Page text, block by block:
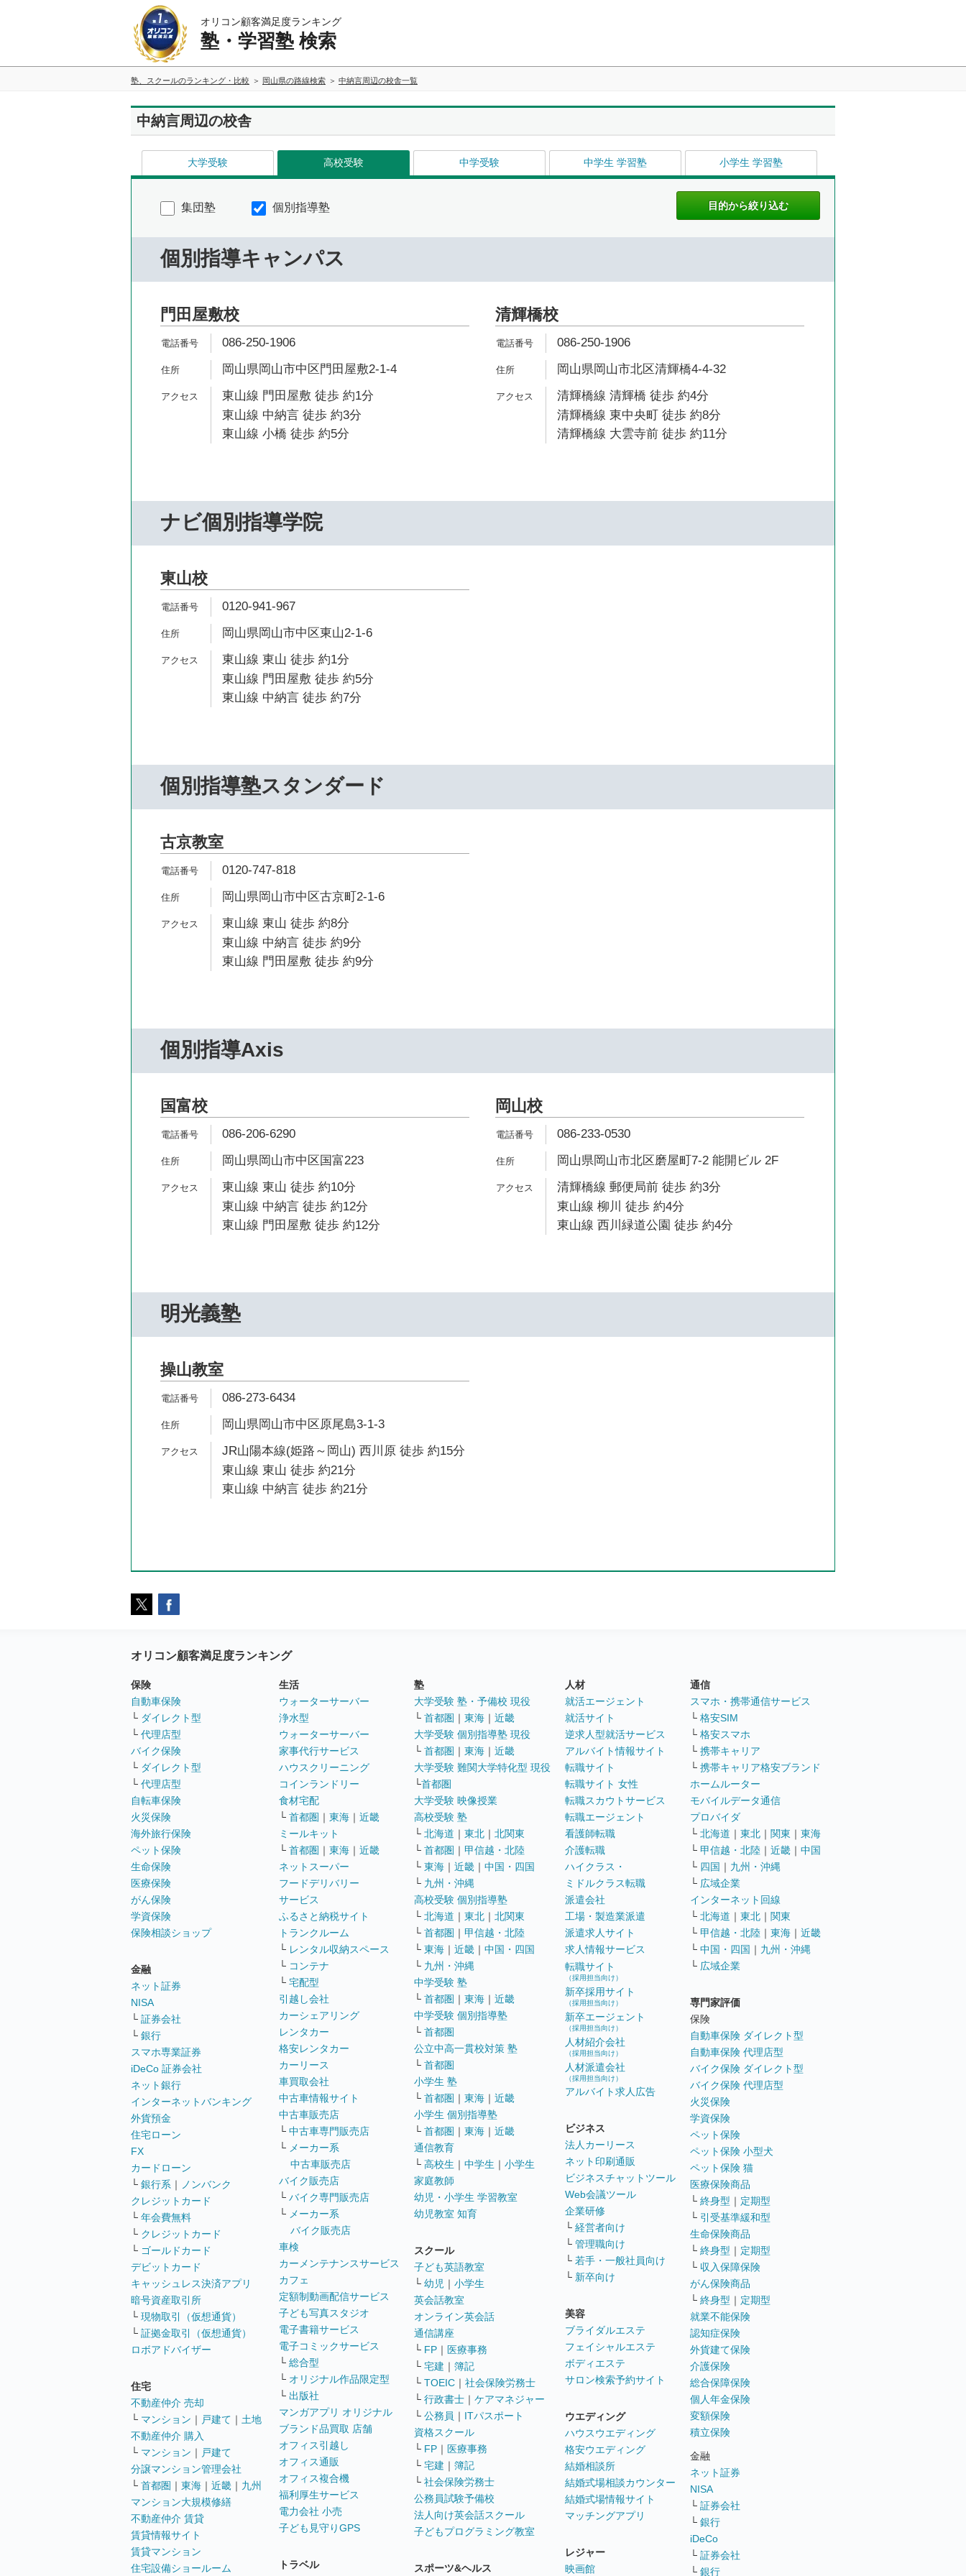
オリコン顧客満足度ランキング
塾・学習塾 検索
塾、スクールのランキング・比較 岡山県の路線検索 中納言周辺の校舎一覧
中納言周辺の校舎
大学受験 高校受験 中学受験 中学生 学習塾 小学生 学習塾
集団塾 個別指導塾
個別指導キャンパス
門田屋敷校
086-250-1906
岡山県岡山市中区門田屋敷2-1-4
東山線 門田屋敷 徒歩 約1分
東山線 中納言 徒歩 約3分
東山線 小橋 徒歩 約5分
清輝橋校
086-250-1906
岡山県岡山市北区清輝橋4-4-32
清輝橋線 清輝橋 徒歩 約4分
清輝橋線 東中央町 徒歩 約8分
清輝橋線 大雲寺前 徒歩 約11分
ナビ個別指導学院
東山校
0120-941-967
岡山県岡山市中区東山2-1-6
東山線 東山 徒歩 約1分
東山線 門田屋敷 徒歩 約5分
東山線 中納言 徒歩 約7分
個別指導塾スタンダード
古京教室
0120-747-818
岡山県岡山市中区古京町2-1-6
東山線 東山 徒歩 約8分
東山線 中納言 徒歩 約9分
東山線 門田屋敷 徒歩 約9分
個別指導Axis
国富校
086-206-6290
岡山県岡山市中区国富223
東山線 東山 徒歩 約10分
東山線 中納言 徒歩 約12分
東山線 門田屋敷 徒歩 約12分
岡山校
086-233-0530
岡山県岡山市北区磨屋町7-2 能開ビル 2F
清輝橋線 郵便局前 徒歩 約3分
東山線 柳川 徒歩 約4分
東山線 西川緑道公園 徒歩 約4分
明光義塾
操山教室
086-273-6434
岡山県岡山市中区原尾島3-1-3
JR山陽本線(姫路～岡山) 西川原 徒歩 約15分
東山線 東山 徒歩 約21分
東山線 中納言 徒歩 約21分
オリコン顧客満足度ランキング
保険
自動車保険
└ ダイレクト型
└ 代理店型
バイク保険
└ ダイレクト型
└ 代理店型
自転車保険
火災保険
海外旅行保険
ペット保険
生命保険
医療保険
がん保険
学資保険
保険相談ショップ
金融
ネット証券
NISA
└ 証券会社
└ 銀行
スマホ専業証券
iDeCo 証券会社
ネット銀行
インターネットバンキング
外貨預金
住宅ローン
FX
カードローン
└ 銀行系 ｜
ノンバンク
クレジットカード
└ 年会費無料
└ クレジットカード
└ ゴールドカード
デビットカード
キャッシュレス決済アプリ
暗号資産取引所
└ 現物取引（仮想通貨）
└ 証拠金取引（仮想通貨）
ロボアドバイザー
住宅
不動産仲介 売却
└ マンション ｜ 戸建て ｜ 土地
不動産仲介 購入
└ マンション ｜ 戸建て
分譲マンション管理会社
└ 首都圏 ｜ 東海 ｜ 近畿 ｜ 九州
マンション大規模修繕
不動産仲介 賃貸
賃貸情報サイト
賃貸マンション
住宅設備ショールーム
生活
ウォーターサーバー
浄水型
ウォーターサーバー
家事代行サービス
ハウスクリーニング
コインランドリー
食材宅配
└ 首都圏 ｜ 東海 ｜ 近畿
ミールキット
└ 首都圏 ｜ 東海 ｜ 近畿
ネットスーパー
フードデリバリー
サービス
ふるさと納税サイト
トランクルーム
└ レンタル収納スペース
└ コンテナ
└ 宅配型
引越し会社
カーシェアリング
レンタカー
格安レンタカー
カーリース
車買取会社
中古車情報サイト
中古車販売店
└ 中古車専門販売店
└ メーカー系
中古車販売店
バイク販売店
└ バイク専門販売店
└ メーカー系
バイク販売店
車検
カーメンテナンスサービス
カフェ
定額制動画配信サービス
子ども写真スタジオ
電子書籍サービス
電子コミックサービス
└ 総合型
└ オリジナル作品限定型
└ 出版社
マンガアプリ オリジナル
ブランド品買取 店舗
オフィス引越し
オフィス通販
オフィス複合機
福利厚生サービス
電力会社 小売
子ども見守りGPS
トラベル
塾
大学受験 塾・予備校 現役
└ 首都圏 ｜ 東海 ｜ 近畿
大学受験 個別指導塾 現役
└ 首都圏 ｜ 東海 ｜ 近畿
大学受験 難関大学特化型 現役
└首都圏
大学受験 映像授業
高校受験 塾
└ 北海道 ｜ 東北 ｜ 北関東
└ 首都圏 ｜ 甲信越・北陸
└ 東海 ｜ 近畿 ｜ 中国・四国
└ 九州・沖縄
高校受験 個別指導塾
└ 北海道 ｜ 東北 ｜ 北関東
└ 首都圏 ｜ 甲信越・北陸
└ 東海 ｜ 近畿 ｜ 中国・四国
└ 九州・沖縄
中学受験 塾
└ 首都圏 ｜ 東海 ｜ 近畿
中学受験 個別指導塾
└ 首都圏
公立中高一貫校対策 塾
└ 首都圏
小学生 塾
└ 首都圏 ｜ 東海 ｜ 近畿
小学生 個別指導塾
└ 首都圏 ｜ 東海 ｜ 近畿
通信教育
└ 高校生 ｜ 中学生 ｜ 小学生
家庭教師
幼児・小学生 学習教室
幼児教室 知育
スクール
子ども英語教室
└ 幼児 ｜ 小学生
英会話教室
オンライン英会話
通信講座
└ FP ｜ 医療事務
└ 宅建 ｜ 簿記
└ TOEIC ｜ 社会保険労務士
└ 行政書士 ｜ ケアマネジャー
└ 公務員 ｜ ITパスポート
資格スクール
└ FP ｜ 医療事務
└ 宅建 ｜ 簿記
└ 社会保険労務士
公務員試験予備校
法人向け英会話スクール
子どもプログラミング教室
スポーツ&ヘルス
人材
就活エージェント
就活サイト
逆求人型就活サービス
アルバイト情報サイト
転職サイト
転職サイト 女性
転職スカウトサービス
転職エージェント
看護師転職
介護転職
ハイクラス・
ミドルクラス転職
派遣会社
工場・製造業派遣
派遣求人サイト
求人情報サービス
転職サイト
（採用担当向け）
新卒採用サイト
（採用担当向け）
新卒エージェント
（採用担当向け）
人材紹介会社
（採用担当向け）
人材派遣会社
（採用担当向け）
アルバイト求人広告
ビジネス
法人カーリース
ネット印刷通販
ビジネスチャットツール
Web会議ツール
企業研修
└ 経営者向け
└ 管理職向け
└ 若手・一般社員向け
└ 新卒向け
美容
ブライダルエステ
フェイシャルエステ
ボディエステ
サロン検索予約サイト
ウエディング
ハウスウエディング
格安ウエディング
結婚相談所
結婚式場相談カウンター
結婚式場情報サイト
マッチングアプリ
レジャー
映画館
通信
スマホ・携帯通信サービス
└ 格安SIM
└ 格安スマホ
└ 携帯キャリア
└ 携帯キャリア格安ブランド
ホームルーター
モバイルデータ通信
プロバイダ
└ 北海道 ｜ 東北 ｜ 関東 ｜ 東海
└ 甲信越・北陸 ｜ 近畿 ｜ 中国
└ 四国 ｜ 九州・沖縄
└ 広域企業
インターネット回線
└ 北海道 ｜ 東北 ｜ 関東
└ 甲信越・北陸 ｜ 東海 ｜ 近畿
└ 中国・四国 ｜ 九州・沖縄
└ 広域企業
専門家評価
保険
自動車保険 ダイレクト型
自動車保険 代理店型
バイク保険 ダイレクト型
バイク保険 代理店型
火災保険
学資保険
ペット保険
ペット保険 小型犬
ペット保険 猫
医療保険商品
└ 終身型 ｜ 定期型
└ 引受基準緩和型
生命保険商品
└ 終身型 ｜ 定期型
└ 収入保障保険
がん保険商品
└ 終身型 ｜ 定期型
就業不能保険
認知症保険
外貨建て保険
介護保険
総合保障保険
個人年金保険
変額保険
積立保険
金融
ネット証券
NISA
└ 証券会社
└ 銀行
iDeCo
└ 証券会社
└ 銀行